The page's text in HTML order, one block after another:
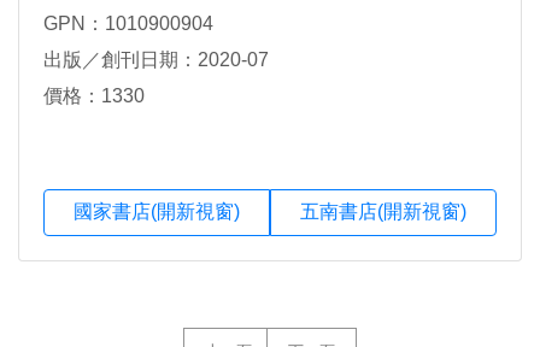
GPN：1010900904
出版／創刊日期：2020-07
價格：1330
國家書店(開新視窗) 五南書店(開新視窗)